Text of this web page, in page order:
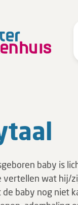
baby is
vertellen wat hij/
de baby nog niet